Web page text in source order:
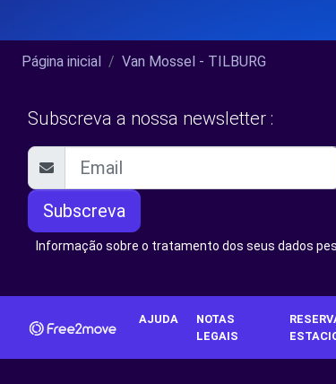
Página inicial Van Mossel - TILBURG
Subscreva a nossa newsletter :
Subscreva
Informação sobre o tratamento dos seus dados
AJUDA
NOTAS
LEGAIS